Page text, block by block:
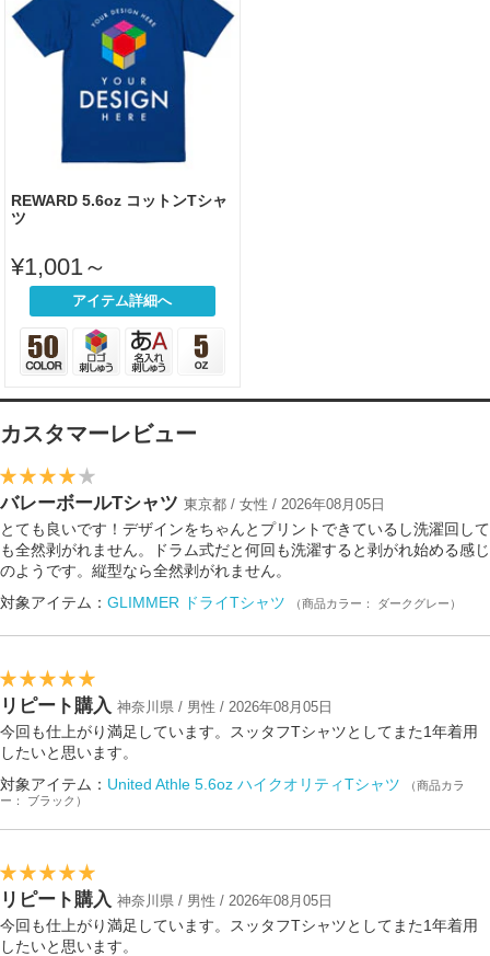
REWARD 5.6oz コットンTシャ
ツ
¥1,001～
アイテム詳細へ
カスタマーレビュー
バレーボールTシャツ 東京都 / 女性 / 2026年08月05日
とても良いです！デザインをちゃんとプリントできているし洗濯回して
も全然剥がれません。ドラム式だと何回も洗濯すると剥がれ始める感じ
のようです。縦型なら全然剥がれません。
対象アイテム： GLIMMER ドライTシャツ （商品カラー： ダークグレー）
リピート購入 神奈川県 / 男性 / 2026年08月05日
今回も仕上がり満足しています。スッタフTシャツとしてまた1年着用
したいと思います。
対象アイテム： United Athle 5.6oz ハイクオリティTシャツ
（商品カラ
ー： ブラック）
リピート購入 神奈川県 / 男性 / 2026年08月05日
今回も仕上がり満足しています。スッタフTシャツとしてまた1年着用
したいと思います。